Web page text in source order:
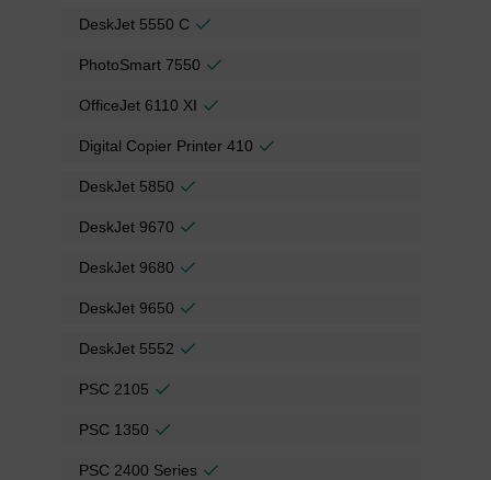
DeskJet 5550 C
PhotoSmart 7550
OfficeJet 6110 XI
Digital Copier Printer 410
DeskJet 5850
DeskJet 9670
DeskJet 9680
DeskJet 9650
DeskJet 5552
PSC 2105
PSC 1350
PSC 2400 Series